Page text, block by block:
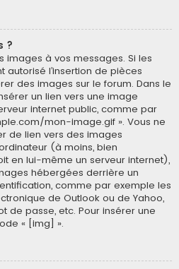
?
images à vos messages. Si les
autorisé l’insertion de pièces
des images sur le forum. Dans le
un lien vers une image
internet public, comme par
mon-image.gif ». Vous ne
de lien vers des images
(à moins, bien
en lui-même un serveur internet),
hébergées derrière un
comme par exemple les
de Outlook ou de Yahoo,
de passe, etc. Pour insérer une
« [img] ».